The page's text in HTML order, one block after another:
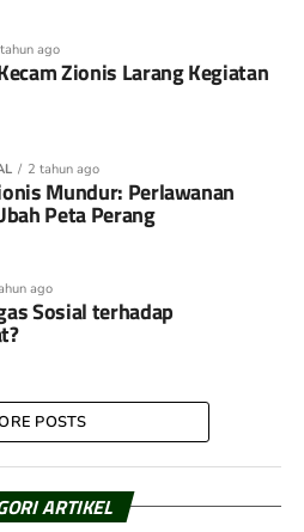
ago
Zionis Larang Kegiatan
2 tahun ago
Mundur: Perlawanan
Peta Perang
ago
Sosial terhadap
POSTS
ARTIKEL